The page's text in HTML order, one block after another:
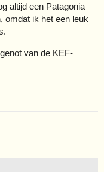
altijd een Patagonia
omdat ik het een leuk
van de KEF-